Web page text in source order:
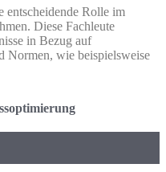
entscheidende Rolle im
Diese Fachleute
in Bezug auf
Normen, wie beispielsweise